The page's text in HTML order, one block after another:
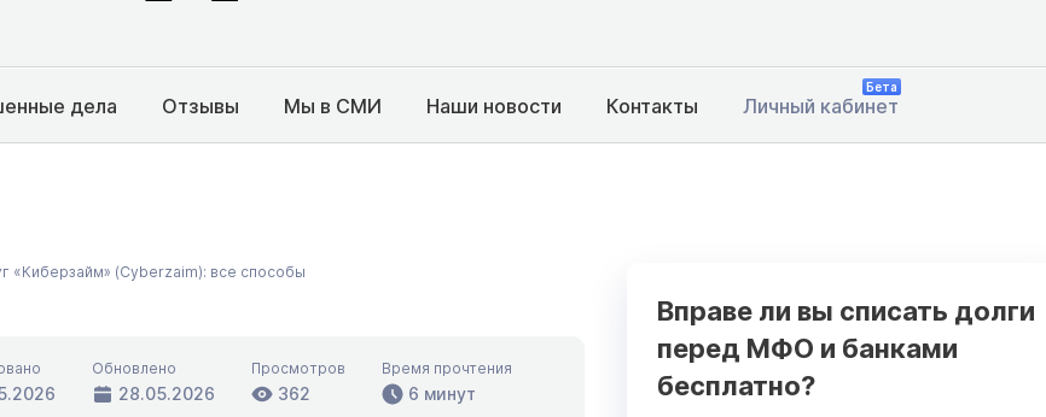
дела Отзывы Мы в СМИ Наши новости Контакты Личный кабинет
Бета
«Киберзайм» (Cyberzaim): все способы
Обновлено
28.05.2026
Просмотров
362
Время прочтения
6 минут
Вправе ли вы списать долги
перед МФО и банками
бесплатно?